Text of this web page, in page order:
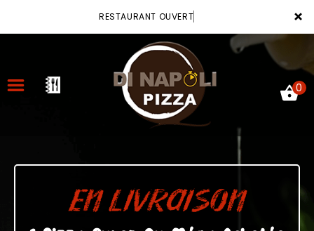
×
RESTAURANT OUVERT
ACCUEIL
VOTRE COMPTE
0
EN LIVRAISON